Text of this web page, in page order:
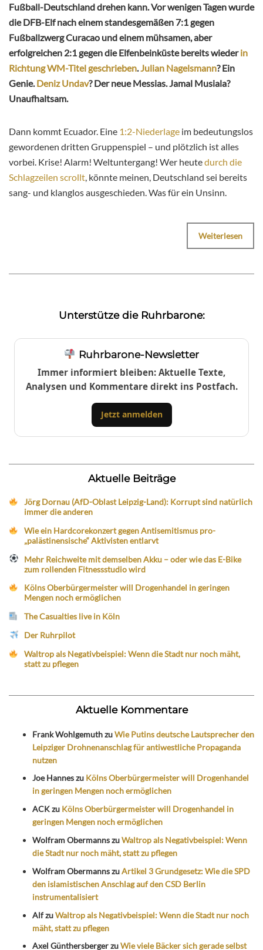
Fußball-Deutschland drehen kann. Vor wenigen Tagen wurde
die DFB-Elf nach einem standesgemäßen 7:1 gegen
Fußballzwerg Curacao und einem mühsamen, aber
erfolgreichen 2:1 gegen die Elfenbeinküste bereits wiederin
Richtung WM-Titel geschrieben.Julian Nagelsmann? Ein
Genie.Deniz Undav? Der neue Messias. Jamal Musiala?
Unaufhaltsam.
Dann kommt Ecuador. Eine 1:2-Niederlage im bedeutungslos
gewordenen dritten Gruppenspiel – und plötzlich ist alles
vorbei. Krise! Alarm! Weltuntergang! Wer heutedurch die
Schlagzeilen scrollt, könnte meinen, Deutschland sei bereits
sang- und klanglos ausgeschieden. Was für ein Unsinn.
Weiterlesen
Unterstütze die Ruhrbarone:
Ruhrbarone-Newsletter
Immer informiert bleiben: Aktuelle Texte,
Analysen und Kommentare direkt ins Postfach.
Jetzt anmelden
Aktuelle Beiträge
Jörg Dornau (AfD-Oblast Leipzig-Land): Korrupt sind natürlich
immer die anderen
Wie ein Hardcorekonzert gegen Antisemitismus pro-
„palästinensische“ Aktivisten entlarvt
Mehr Reichweite mit demselben Akku – oder wie das E-Bike
zum rollenden Fitnessstudio wird
Kölns Oberbürgermeister will Drogenhandel in geringen
Mengen noch ermöglichen
The Casualties live in Köln
Der Ruhrpilot
Waltrop als Negativbeispiel: Wenn die Stadt nur noch mäht,
statt zu pflegen
Aktuelle Kommentare
Frank WohlgemuthzuWie Putins deutsche Lautsprecher den
Leipziger Drohnenanschlag für antiwestliche Propaganda
nutzen
Joe Hanneszu Kölns Oberbürgermeister will Drogenhandel
in geringen Mengen noch ermöglichen
ACKzu Kölns Oberbürgermeister will Drogenhandel in
geringen Mengen noch ermöglichen
Wolfram ObermannszuWaltrop als Negativbeispiel: Wenn
die Stadt nur noch mäht, statt zu pflegen
Wolfram ObermannszuArtikel 3 Grundgesetz: Wie die SPD
den islamistischen Anschlag auf den CSD Berlin
instrumentalisiert
AlfzuWaltrop als Negativbeispiel: Wenn die Stadt nur noch
mäht, statt zu pflegen
Axel GünthersbergerzuWie viele Bäcker sich gerade selbst